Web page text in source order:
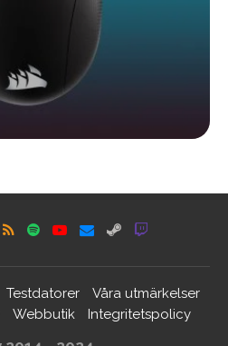
Testdatorer
Våra utmärkelser
Webbutik Integritetspolicy